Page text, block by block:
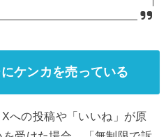
ケンカを売っている
への投稿や「いいね」が原